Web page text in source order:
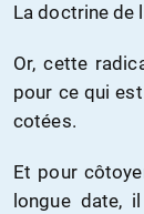
La doctrine de
Or, cette
pour ce qui
cotées.
Et pour
longue date,